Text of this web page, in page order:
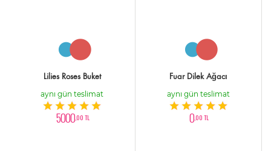
Lilies Roses Buket
aynı gün teslimat
5000,00 TL
Fuar Dilek Ağacı
aynı gün teslimat
0,00 TL